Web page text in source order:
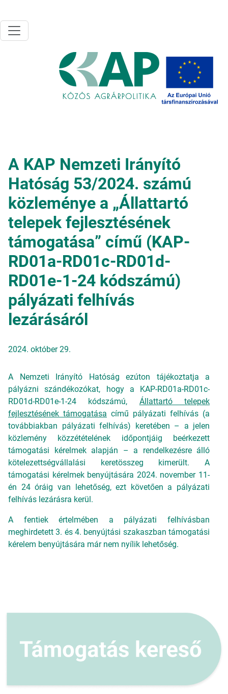
A KAP Nemzeti Irányító
Hatóság 53/2024. számú
közleménye a „Állattartó
telepek fejlesztésének
támogatása” című (KAP-
RD01a-RD01c-RD01d-
RD01e-1-24 kódszámú)
pályázati felhívás
lezárásáról
2024. október 29.
A Nemzeti Irányító Hatóság ezúton tájékoztatja a
pályázni szándékozókat, hogy a KAP-RD01a-RD01c-
RD01d-RD01e-1-24 kódszámú, Állattartó telepek
fejlesztésének támogatása című pályázati felhívás (a
továbbiakban pályázati felhívás) keretében – a jelen
közlemény közzétételének időpontjáig beérkezett
támogatási kérelmek alapján – a rendelkezésre álló
kötelezettségvállalási keretösszeg kimerült. A
támogatási kérelmek benyújtására 2024. november 11-
én 24 óráig van lehetőség, ezt követően a pályázati
felhívás lezárásra kerül.
A fentiek értelmében a pályázati felhívásban
meghirdetett 3. és 4. benyújtási szakaszban támogatási
kérelem benyújtására már nem nyílik lehetőség.